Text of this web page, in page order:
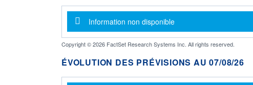
Message d'information
Information non disponible
Copyright © 2026 FactSet Research Systems Inc. All rights reserved.
ÉVOLUTION DES PRÉVISIONS AU 07/08/26